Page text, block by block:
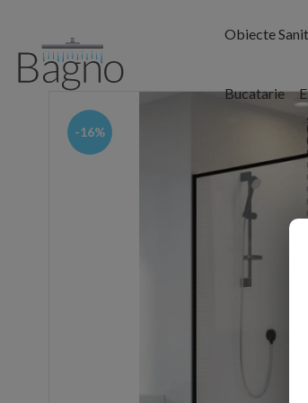
Obiecte
Bucatarie
-16%